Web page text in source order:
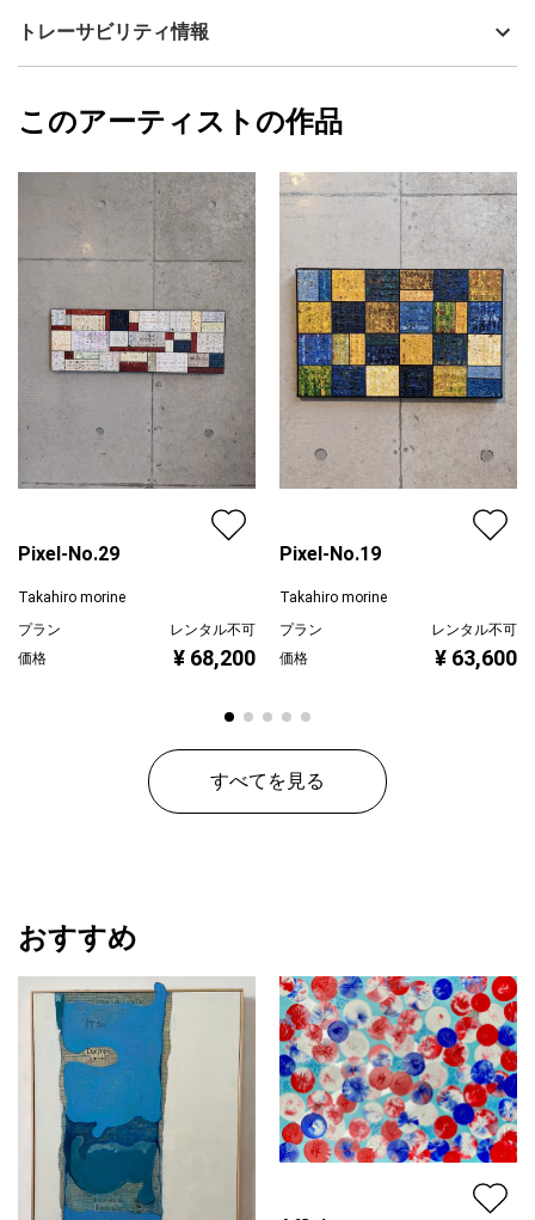
アクリル
カラー
赤
ジャンル
抽象画
二週間以内
Takahiro morine
フォローする
トレーサビリティ情報
Takahiro morine
このアーティストの作品
Pixel-No.29
Takahiro morine
プラン
レンタル不可
価格
¥ 68,200
Pixel-No.19
Takahiro morine
プラン
レンタル不可
価格
¥ 63,600
すべてを見る
おすすめ